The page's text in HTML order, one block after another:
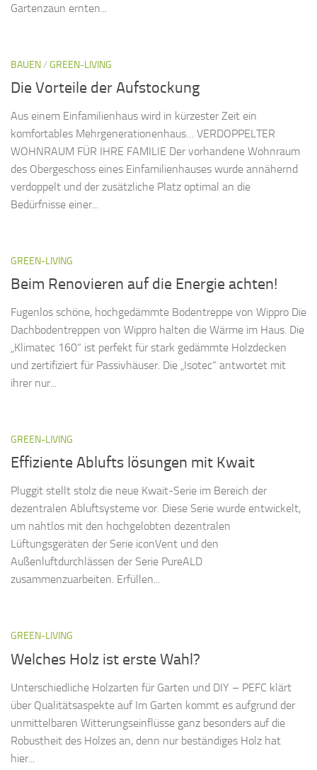
Gartenzaun ernten...
BAUEN/ GREEN-LIVING
Die Vorteile der Aufstockung
Aus einem Einfamilienhaus wird in kürzester Zeit ein
komfortables Mehrgenerationenhaus… VERDOPPELTER
WOHNRAUM FÜR IHRE FAMILIE Der vorhandene Wohnraum
des Obergeschoss eines Einfamilienhauses wurde annähernd
verdoppelt und der zusätzliche Platz optimal an die
Bedürfnisse einer...
GREEN-LIVING
Beim Renovieren auf die Energie achten!
Fugenlos schöne, hochgedämmte Bodentreppe von Wippro Die
Dachbodentreppen von Wippro halten die Wärme im Haus. Die
„Klimatec 160“ ist perfekt für stark gedämmte Holzdecken
und zertifiziert für Passivhäuser. Die „Isotec“ antwortet mit
ihrer nur...
GREEN-LIVING
Effiziente Ablufts lösungen mit Kwait
Pluggit stellt stolz die neue Kwait-Serie im Bereich der
dezentralen Abluftsysteme vor. Diese Serie wurde entwickelt,
um nahtlos mit den hochgelobten dezentralen
Lüftungsgeräten der Serie iconVent und den
Außenluftdurchlässen der Serie PureALD
zusammenzuarbeiten. Erfüllen...
GREEN-LIVING
Welches Holz ist erste Wahl?
Unterschiedliche Holzarten für Garten und DIY – PEFC klärt
über Qualitätsaspekte auf Im Garten kommt es aufgrund der
unmittelbaren Witterungseinflüsse ganz besonders auf die
Robustheit des Holzes an, denn nur beständiges Holz hat
hier...